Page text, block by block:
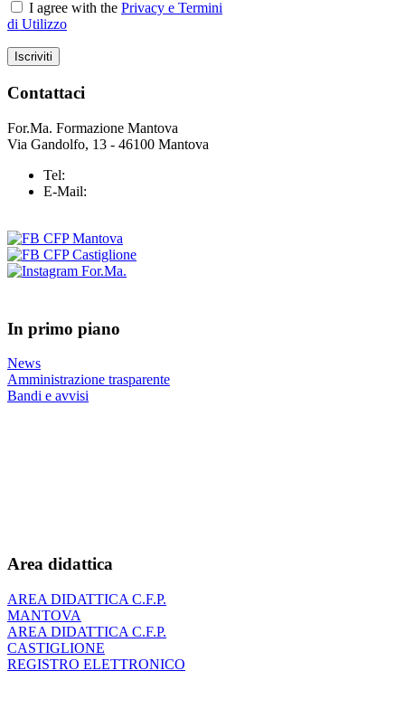
I agree with the Privacy e Termini
di Utilizzo
Contattaci
For.Ma. Formazione Mantova
Via Gandolfo, 13 - 46100 Mantova
Tel:
E-Mail:
In primo piano
News
Amministrazione trasparente
Bandi e avvisi
Area didattica
AREA DIDATTICA C.F.P.
MANTOVA
AREA DIDATTICA C.F.P.
CASTIGLIONE
REGISTRO ELETTRONICO